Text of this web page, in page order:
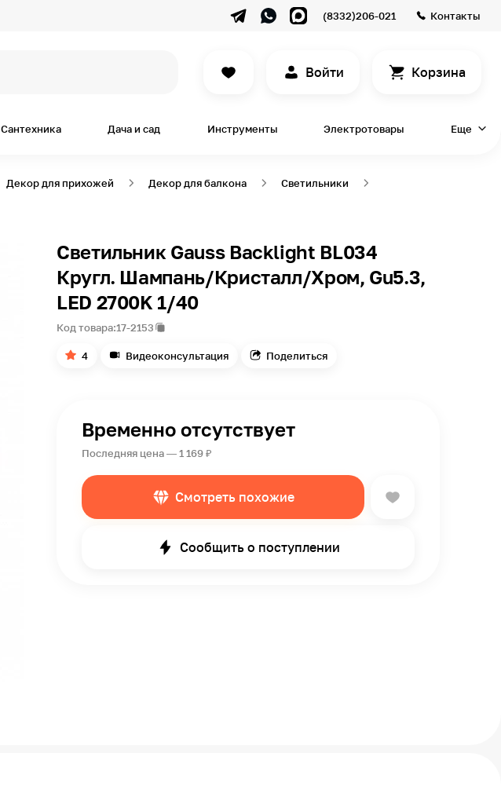
(8332)206-021 Контакты
Войти Корзина
Сантехника Дача и сад Инструменты Электротовары Еще
Декор для прихожей Декор для балкона Светильники
Светильник Gauss Backlight BL034
Кругл. Шампань/Кристалл/Хром, Gu5.3,
LED 2700K 1/40
Код товара:17-2153
4 Видеоконсультация Поделиться
Временно отсутствует
Последняя цена — 1 169 ₽
Смотреть похожие
Сообщить о поступлении